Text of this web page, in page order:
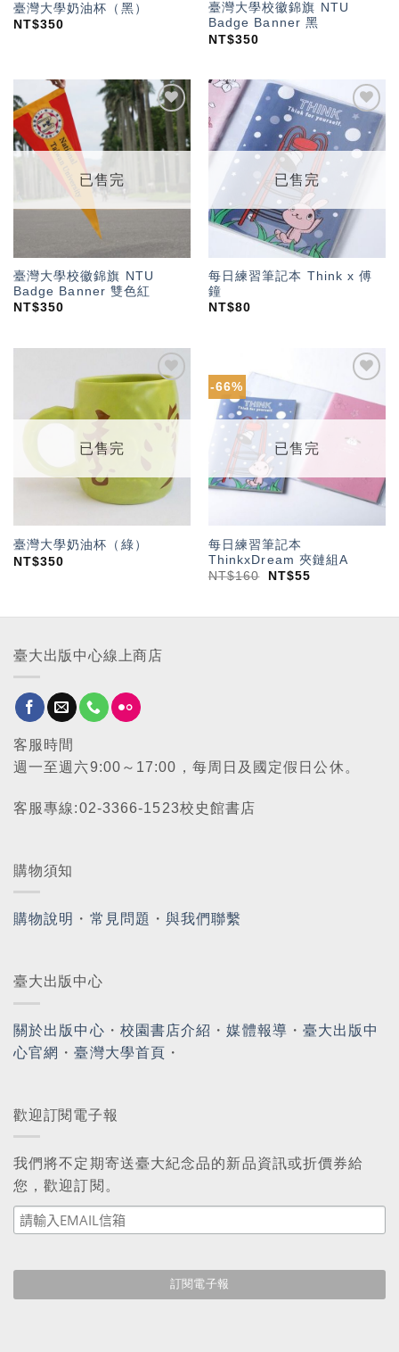
臺灣大學奶油杯（黑）
NT$350
臺灣大學校徽錦旗 NTU
Badge Banner 黑
NT$350
加入
「願
望輕
已售完
臺灣大學校徽錦旗 NTU
Badge Banner 雙色紅
NT$350
「願
望輕
已售完
每日練習筆記本 Think x 傅
鐘
NT$80
加入
「願
望輕
已售完
臺灣大學奶油杯（綠）
NT$350
-66%
「願
望輕
已售完
每日練習筆記本
ThinkxDream 夾鏈組A
NT$160 NT$55
臺大出版中心線上商店
客服時間
週一至週六9:00～17:00，每周日及國定假日公休。
客服專線:02-3366-1523校史館書店
購物須知
購物說明 ・ 常見問題 ・與我們聯繫
臺大出版中心
關於出版中心 ・ 校園書店介紹 ・媒體報導 ・ 臺大出版中
心官網 ・臺灣大學首頁 ・
歡迎訂閱電子報
我們將不定期寄送臺大紀念品的新品資訊或折價券給
您，歡迎訂閱。